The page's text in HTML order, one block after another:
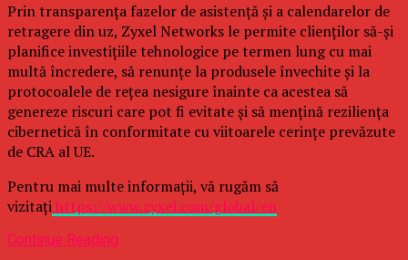
Prin transparența fazelor de asistență și a calendarelor de
retragere din uz, Zyxel Networks le permite clienților să-și
planifice investițiile tehnologice pe termen lung cu mai
multă încredere, să renunțe la produsele învechite și la
protocoalele de rețea nesigure înainte ca acestea să
genereze riscuri care pot fi evitate și să mențină reziliența
cibernetică în conformitate cu viitoarele cerințe prevăzute
de CRA al UE.
Pentru mai multe informații, vă rugăm să
vizitațihttps://www.zyxel.com/global/en
Continue Reading